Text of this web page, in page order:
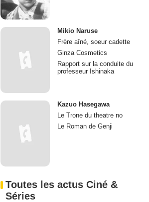
Mikio Naruse
Frère aîné, soeur cadette
Ginza Cosmetics
Rapport sur la conduite du
professeur Ishinaka
Kazuo Hasegawa
Le Trone du theatre no
Le Roman de Genji
Toutes les actus Ciné &
Séries